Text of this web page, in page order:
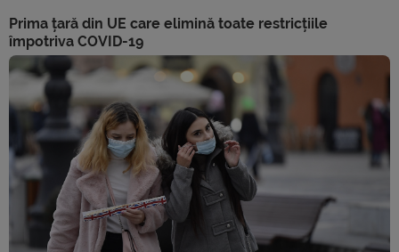
Prima țară din UE care elimină toate restricțiile
împotriva COVID-19